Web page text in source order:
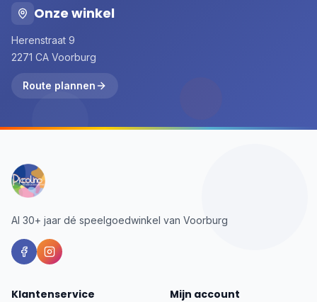
Onze winkel
Herenstraat 9
2271 CA Voorburg
Route plannen
Al 30+ jaar dé speelgoedwinkel van Voorburg
Klantenservice Mijn account